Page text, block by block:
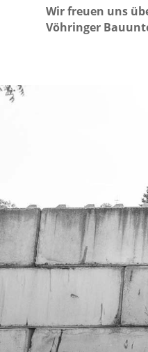
Wir freuen uns
Vöhringer